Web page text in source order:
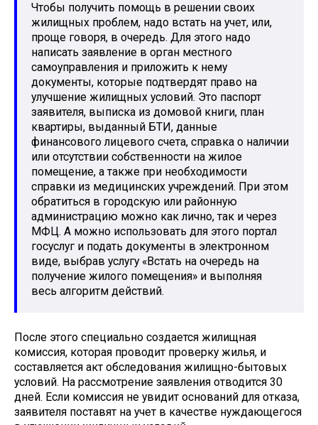
Чтобы получить помощь в решении своих
жилищных проблем, надо встать на учет, или,
проще говоря, в очередь. Для этого надо
написать заявление в орган местного
самоуправления и приложить к нему
документы, которые подтвердят право на
улучшение жилищных условий. Это паспорт
заявителя, выписка из домовой книги, план
квартиры, выданный БТИ, данные
финансового лицевого счета, справка о наличии
или отсутствии собственности на жилое
помещение, а также при необходимости
справки из медицинских учреждений. При этом
обратиться в городскую или районную
администрацию можно как лично, так и через
МФЦ. А можно использовать для этого портал
госуслуг и подать документы в электронном
виде, выбрав услугу «Встать на очередь на
получение жилого помещения» и выполняя
весь алгоритм действий.
После этого специально создается жилищная
комиссия, которая проводит проверку жилья, и
составляется акт обследования жилищно-бытовых
условий. На рассмотрение заявления отводится 30
дней. Если комиссия не увидит оснований для отказа,
заявителя поставят на учет в качестве нуждающегося